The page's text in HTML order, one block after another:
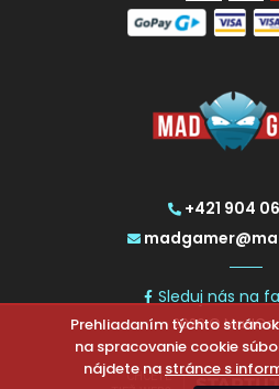
+421 904
Sleduj nás na
2026 ©
CHCETE
Prehliadaním týchto
na spracovanie cookie
nájdete na stránce s